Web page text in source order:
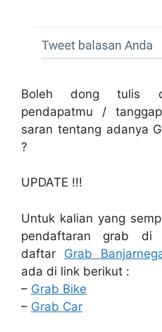
Boleh dong tulis
pendapatmu /
saran tentang adanya
?
UPDATE !!!
Untuk kalian yang
pendaftaran grab di
daftar Grab
ada di link berikut :
– Grab Bike
– Grab Car